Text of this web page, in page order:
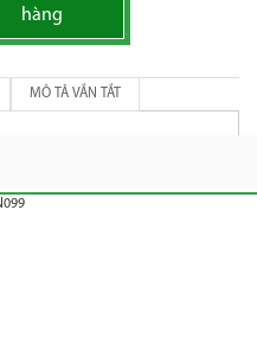
hàng
MÔ TẢ VẮN TẮT